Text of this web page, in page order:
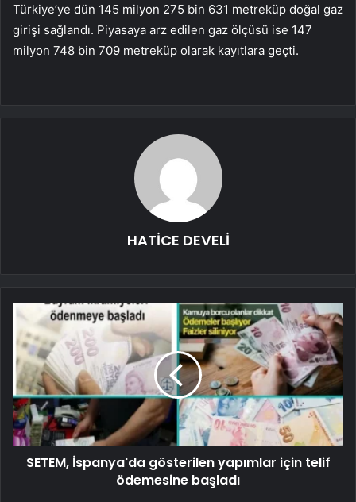
Türkiye’ye dün 145 milyon 275 bin 631 metreküp doğal gaz
girişi sağlandı. Piyasaya arz edilen gaz ölçüsü ise 147
milyon 748 bin 709 metreküp olarak kayıtlara geçti.
HATİCE DEVELİ
SETEM, İspanya'da gösterilen yapımlar için telif
ödemesine başladı